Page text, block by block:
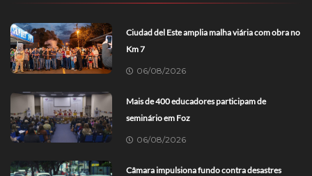
Ciudad del Este amplia malha viária com obra no
Km 7
06/08/2026
Mais de 400 educadores participam de
seminário em Foz
06/08/2026
Câmara impulsiona fundo contra desastres